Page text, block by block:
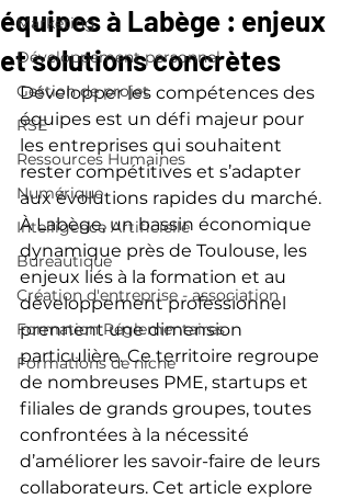
Marketing
Développement personnel
Gestion de projet
RSE
Ressources Humaines
Numérique
Intelligence Artificielle
Bureautique
Création d'entreprise - association
Formation Réglementaires
Formations de niche
équipes à Labège : enjeux
et solutions concrètes
Développer les compétences des
équipes est un défi majeur pour
les entreprises qui souhaitent
rester compétitives et s’adapter
aux évolutions rapides du marché.
À Labège, un bassin économique
dynamique près de Toulouse, les
enjeux liés à la formation et au
développement professionnel
prennent une dimension
particulière. Ce territoire regroupe
de nombreuses PME, startups et
filiales de grands groupes, toutes
confrontées à la nécessité
d’améliorer les savoir-faire de leurs
collaborateurs. Cet article explore